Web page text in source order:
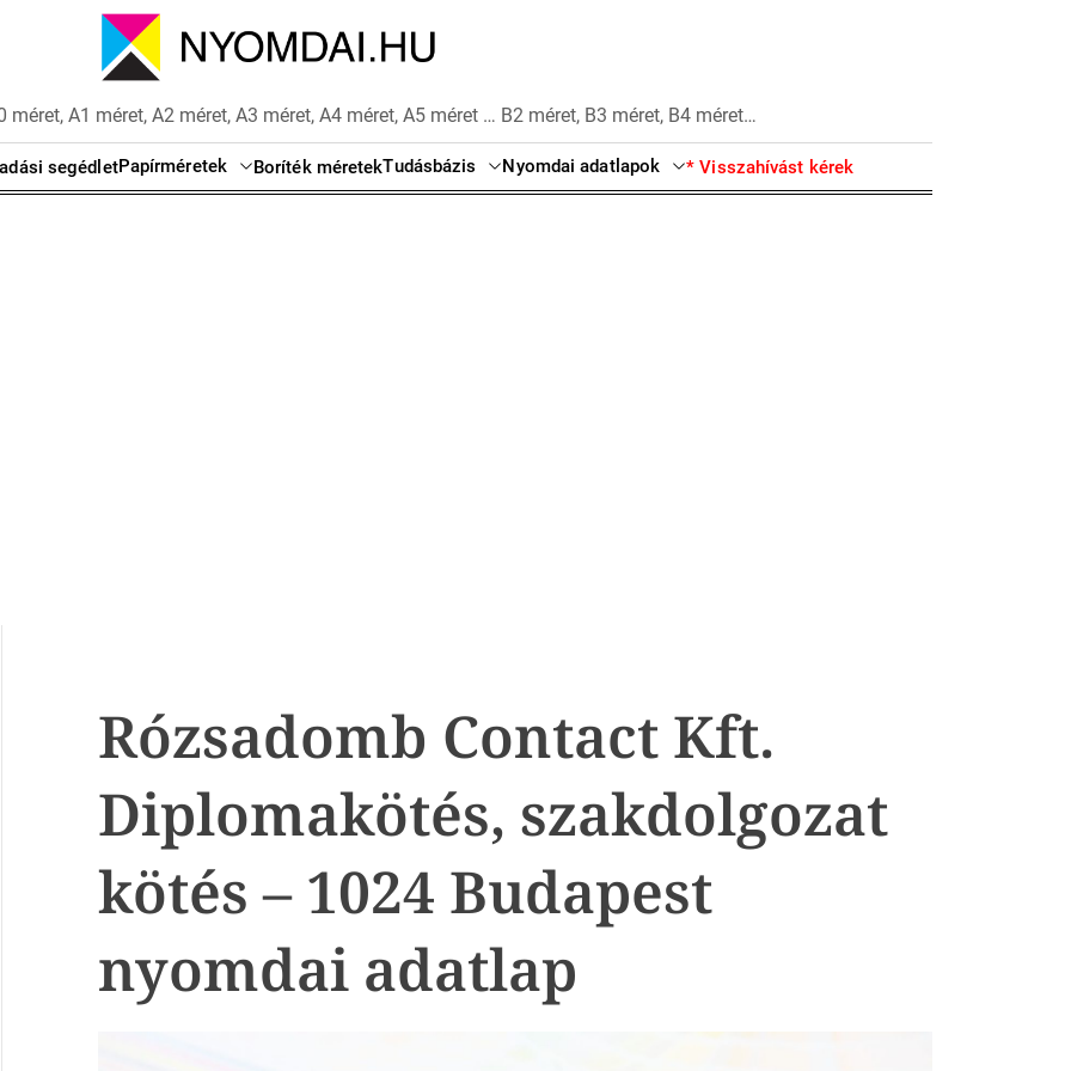
A1 méret, A2 méret, A3 méret, A4 méret, A5 méret … B2 méret, B3 méret, B4 méret…
segédletPapírméretek Boríték méretekTudásbázis Nyomdai adatlapok * Visszahívást kérek
Rózsadomb Contact Kft.
Diplomakötés, szakdolgozat
kötés – 1024 Budapest
nyomdai adatlap